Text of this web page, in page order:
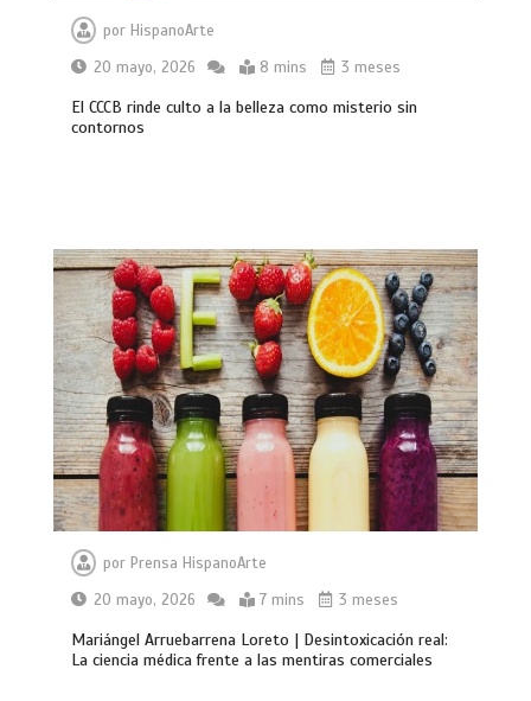
por HispanoArte
20 mayo, 2026
8 mins 3 meses
El CCCB rinde culto a la belleza como misterio sin
contornos
porPrensa HispanoArte
20 mayo, 2026
7 mins 3 meses
Mariángel Arruebarrena Loreto | Desintoxicación real:
La ciencia médica frente a las mentiras comerciales